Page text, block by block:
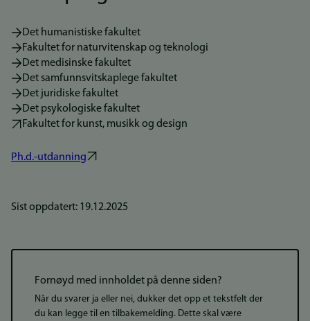
Det humanistiske fakultet
Fakultet for naturvitenskap og teknologi
Det medisinske fakultet
Det samfunnsvitskaplege fakultet
Det juridiske fakultet
Det psykologiske fakultet
Fakultet for kunst, musikk og design
Ph.d.-utdanning
Sist oppdatert: 19.12.2025
Fornøyd med innholdet på denne siden?
Når du svarer ja eller nei, dukker det opp et tekstfelt der
du kan legge til en tilbakemelding. Dette skal være